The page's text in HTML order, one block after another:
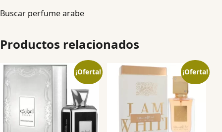
Buscar perfume arabe
Productos relacionados
¡Oferta! ¡Oferta!